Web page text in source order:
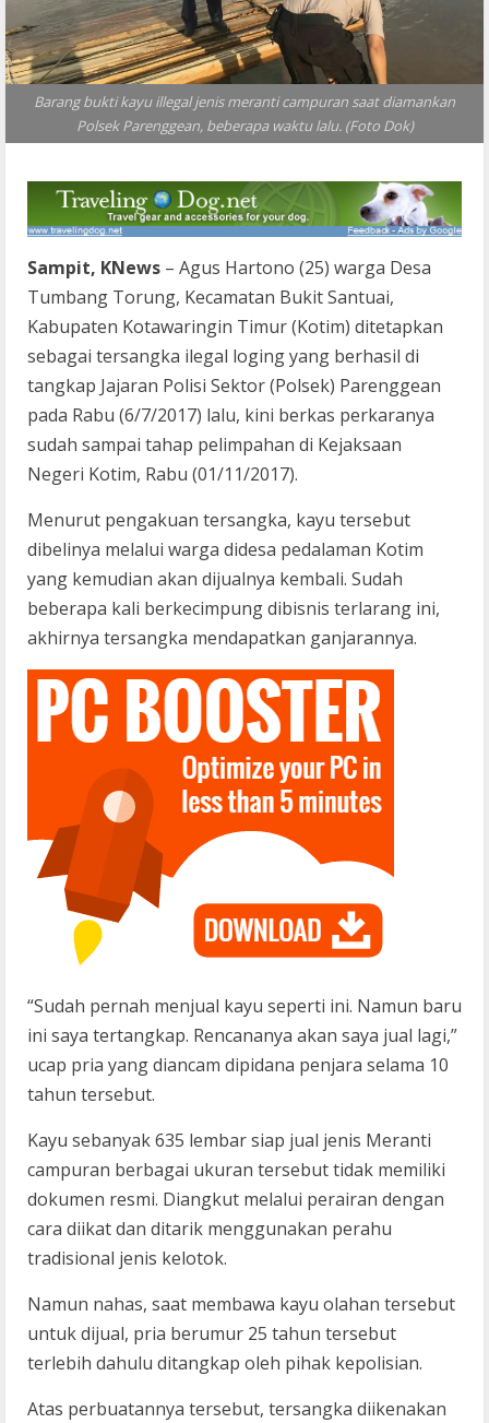
Barang bukti kayu illegal jenis meranti campuran saat diamankan
Polsek Parenggean, beberapa waktu lalu. (Foto Dok)
Sampit, KNews – Agus Hartono (25) warga Desa
Tumbang Torung, Kecamatan Bukit Santuai,
Kabupaten Kotawaringin Timur (Kotim) ditetapkan
sebagai tersangka ilegal loging yang berhasil di
tangkap Jajaran Polisi Sektor (Polsek) Parenggean
pada Rabu (6/7/2017) lalu, kini berkas perkaranya
sudah sampai tahap pelimpahan di Kejaksaan
Negeri Kotim, Rabu (01/11/2017).
Menurut pengakuan tersangka, kayu tersebut
dibelinya melalui warga didesa pedalaman Kotim
yang kemudian akan dijualnya kembali. Sudah
beberapa kali berkecimpung dibisnis terlarang ini,
akhirnya tersangka mendapatkan ganjarannya.
“Sudah pernah menjual kayu seperti ini. Namun baru
ini saya tertangkap. Rencananya akan saya jual lagi,”
ucap pria yang diancam dipidana penjara selama 10
tahun tersebut.
Kayu sebanyak 635 lembar siap jual jenis Meranti
campuran berbagai ukuran tersebut tidak memiliki
dokumen resmi. Diangkut melalui perairan dengan
cara diikat dan ditarik menggunakan perahu
tradisional jenis kelotok.
Namun nahas, saat membawa kayu olahan tersebut
untuk dijual, pria berumur 25 tahun tersebut
terlebih dahulu ditangkap oleh pihak kepolisian.
Atas perbuatannya tersebut, tersangka diikenakan